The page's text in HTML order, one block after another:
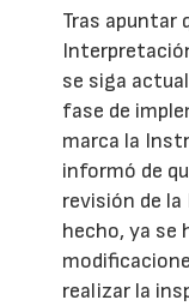
Tras apuntar
se siga
fase de
marca la
informó de
revisión de la
hecho, ya se
realizar la